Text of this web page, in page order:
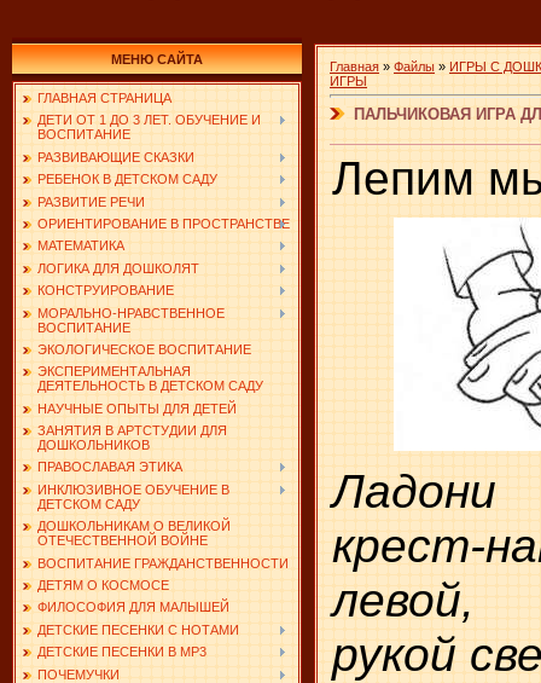
МЕНЮ САЙТА
ГЛАВНАЯ СТРАНИЦА
ДЕТИ ОТ 1 ДО 3 ЛЕТ. ОБУЧЕНИЕ И
ВОСПИТАНИЕ
РАЗВИВАЮЩИЕ СКАЗКИ
РЕБЕНОК В ДЕТСКОМ САДУ
РАЗВИТИЕ РЕЧИ
ОРИЕНТИРОВАНИЕ В ПРОСТРАНСТВЕ
МАТЕМАТИКА
ЛОГИКА ДЛЯ ДОШКОЛЯТ
КОНСТРУИРОВАНИЕ
МОРАЛЬНО-НРАВСТВЕННОЕ
ВОСПИТАНИЕ
ЭКОЛОГИЧЕСКОЕ ВОСПИТАНИЕ
ЭКСПЕРИМЕНТАЛЬНАЯ
ДЕЯТЕЛЬНОСТЬ В ДЕТСКОМ САДУ
НАУЧНЫЕ ОПЫТЫ ДЛЯ ДЕТЕЙ
ЗАНЯТИЯ В АРТСТУДИИ ДЛЯ
ДОШКОЛЬНИКОВ
ПРАВОСЛАВАЯ ЭТИКА
ИНКЛЮЗИВНОЕ ОБУЧЕНИЕ В
ДЕТСКОМ САДУ
ДОШКОЛЬНИКАМ О ВЕЛИКОЙ
ОТЕЧЕСТВЕННОЙ ВОЙНЕ
ВОСПИТАНИЕ ГРАЖДАНСТВЕННОСТИ
ДЕТЯМ О КОСМОСЕ
ФИЛОСОФИЯ ДЛЯ МАЛЫШЕЙ
ДЕТСКИЕ ПЕСЕНКИ С НОТАМИ
ДЕТСКИЕ ПЕСЕНКИ В MP3
ПОЧЕМУЧКИ
Главная » Файлы » ИГРЫ С
ИГРЫ
ПАЛЬЧИКОВАЯ ИГРА
Лепим
крест-
рукой